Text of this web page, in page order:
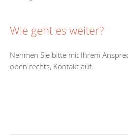
Wie geht es weiter?
Nehmen Sie bitte mit Ihrem
oben rechts, Kontakt auf.